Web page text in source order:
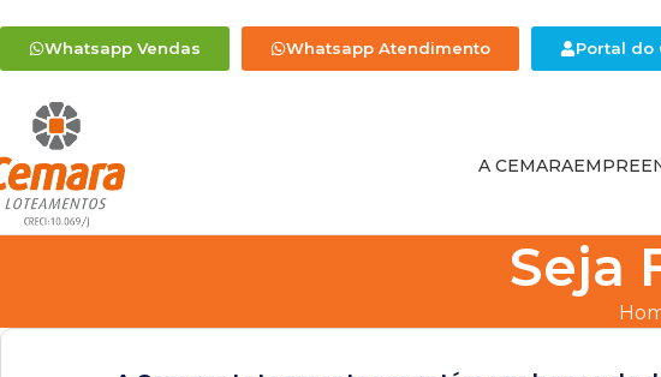
Whatsapp Vendas Whatsapp Atendimento Portal do
A CEMARA
Seja